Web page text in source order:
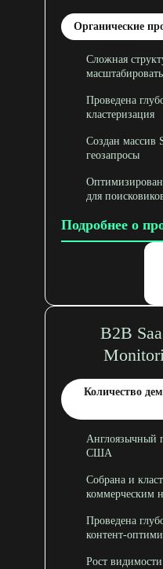
Органические
Сложная
Проведена
кластеризация
Создан массив
геозапросы
для
Подробнее о
B2B
Количество
Англоязычный
США
Собрана и
коммерческим
Проведена
контент-
Рост